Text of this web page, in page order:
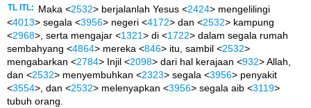
TL ITL: Maka <2532> berjalanlah Yesus <2424> mengelilingi
<4013> segala <3956> negeri <4172> dan <2532> kampung
<2968>, serta mengajar <1321> di <1722> dalam segala rumah
sembahyang <4864> mereka <846> itu, sambil <2532>
mengabarkan <2784> Injil <2098> dari hal kerajaan <932> Allah,
dan <2532> menyembuhkan <2323> segala <3956> penyakit
<3554>, dan <2532> melenyapkan <3956> segala aib <3119>
tubuh orang.